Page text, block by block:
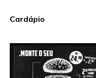
Cardápio